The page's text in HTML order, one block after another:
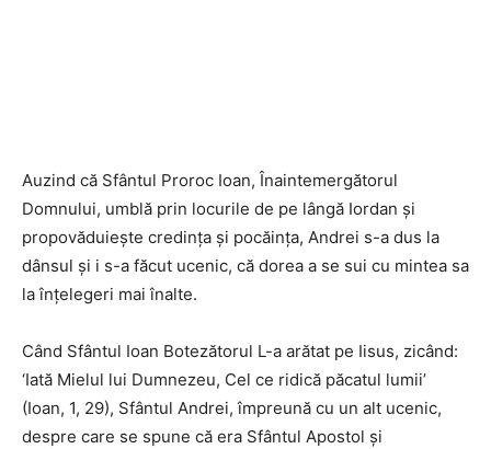
Auzind că Sfântul Proroc Ioan, Înaintemergătorul
Domnului, umblă prin locurile de pe lângă Iordan și
propovăduiește credința și pocăința, Andrei s-a dus la
dânsul și i s-a făcut ucenic, că dorea a se sui cu mintea sa
la înțelegeri mai înalte.
Când Sfântul Ioan Botezătorul L-a arătat pe Iisus, zicând:
‘Iată Mielul lui Dumnezeu, Cel ce ridică păcatul lumii’
(Ioan, 1, 29), Sfântul Andrei, împreună cu un alt ucenic,
despre care se spune că era Sfântul Apostol și